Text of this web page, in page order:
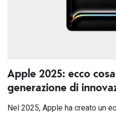
Apple 2025: ecco
generazione di
Nel 2025, Apple ha creato un